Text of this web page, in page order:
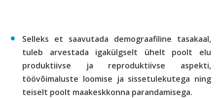
Selleks et saavutada demograafiline tasakaal,
tuleb arvestada igakülgselt ühelt poolt elu
produktiivse ja reproduktiivse aspekti,
töövõimaluste loomise ja sissetulekutega ning
teiselt poolt maakeskkonna parandamisega.